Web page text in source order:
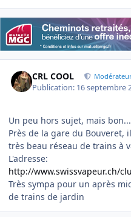
CRL COOL
Publication: 16 septembre
Un peu hors sujet, mais
Près de la gare du Bouveret,
très beau réseau de trains à
L'adresse:
http://www.swissvapeur.ch/
Très sympa pour un après
de trains de jardin